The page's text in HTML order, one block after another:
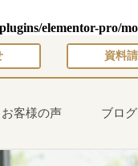
elementor-pro/
資料
お客様の声 ブログ